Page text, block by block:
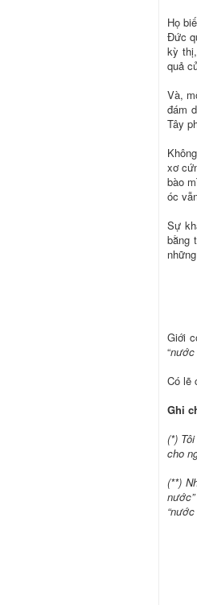
Họ
Đức
kỳ
quả
Và,
đám
Tây
xơ
bào
óc
Sự
bằng
Giới
“nước
Có lẽ
Ghi
(*)
cho
(**)